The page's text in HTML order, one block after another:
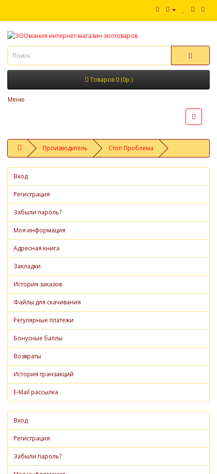
Товаров 0 (0р.)
Меню
Производитель Стоп Проблема
Вход
Регистрация
Забыли пароль?
Моя информация
Адресная книга
Закладки
История заказов
Файлы для скачивания
Регулярные платежи
Бонусные баллы
Возвраты
История транзакций
E-Mail рассылка
Вход
Регистрация
Забыли пароль?